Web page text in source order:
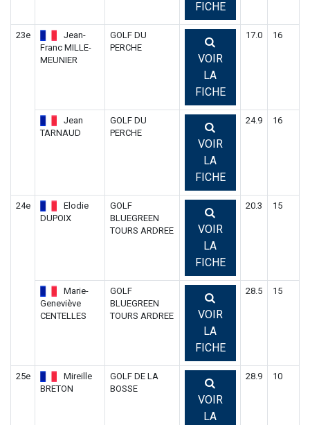
FICHE
23e
Jean-
Franc MILLE-
MEUNIER
GOLF DU
PERCHE
VOIR
LA
FICHE
17.0 16
Jean
TARNAUD
GOLF DU
PERCHE
VOIR
LA
FICHE
24.9 16
24e
Elodie
DUPOIX
GOLF
BLUEGREEN
TOURS ARDREE
VOIR
LA
FICHE
20.3 15
Marie-
Geneviève
CENTELLES
GOLF
BLUEGREEN
TOURS ARDREE
VOIR
LA
FICHE
28.5 15
25e
Mireille
BRETON
GOLF DE LA
BOSSE
VOIR
LA
28.9 10